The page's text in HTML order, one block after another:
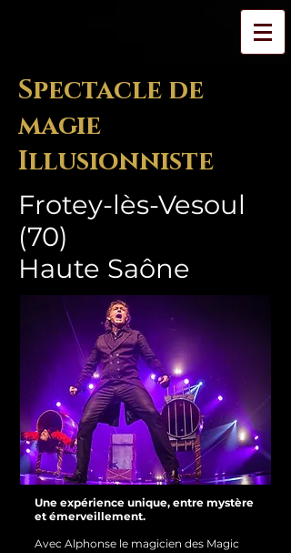
Spectacle de
magie
Illusionniste
Frotey-lès-Vesoul
(70)
Haute Saône
Une expérience unique, entre mystère
et émerveillement.
Avec Alphonse le magicien des Magic